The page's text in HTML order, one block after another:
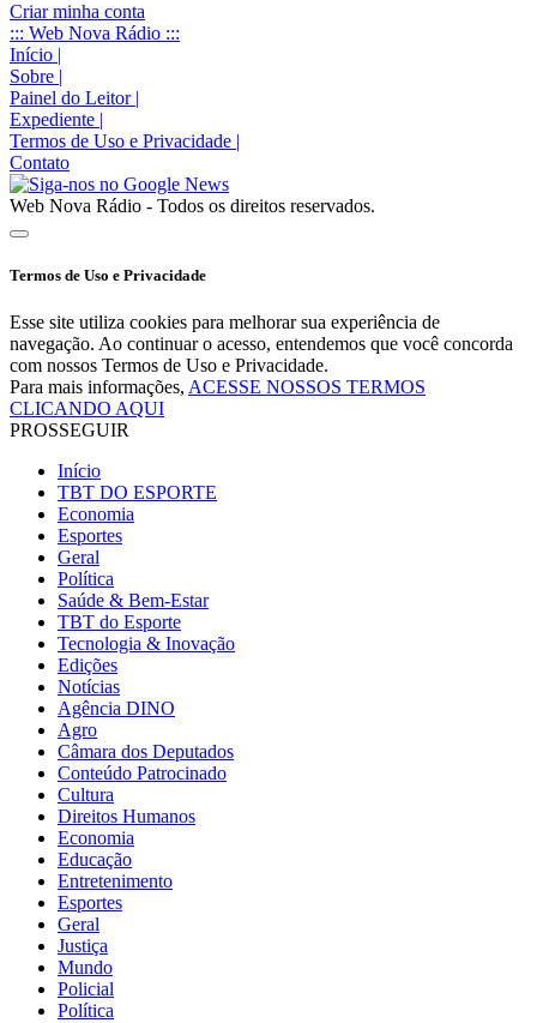
Criar minha conta
::: Web Nova Rádio :::
Início |
Sobre |
Painel do Leitor |
Expediente |
Termos de Uso e Privacidade |
Contato
Web Nova Rádio - Todos os direitos reservados.
Termos de Uso e Privacidade
Esse site utiliza cookies para melhorar sua experiência de
navegação. Ao continuar o acesso, entendemos que você concorda
com nossos Termos de Uso e Privacidade.
Para mais informações, ACESSE NOSSOS TERMOS
CLICANDO AQUI
PROSSEGUIR
Início
TBT DO ESPORTE
Economia
Esportes
Geral
Política
Saúde & Bem-Estar
TBT do Esporte
Tecnologia & Inovação
Edições
Notícias
Agência DINO
Agro
Câmara dos Deputados
Conteúdo Patrocinado
Cultura
Direitos Humanos
Economia
Educação
Entretenimento
Esportes
Geral
Justiça
Mundo
Policial
Política